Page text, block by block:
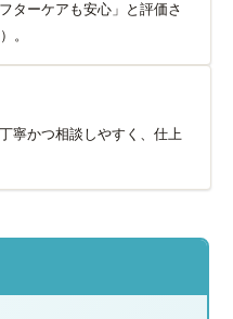
ターケアも安心」と評価さ
。
寧かつ相談しやすく、仕上